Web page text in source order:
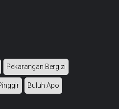
Pekarangan Bergizi
Buluh Apo